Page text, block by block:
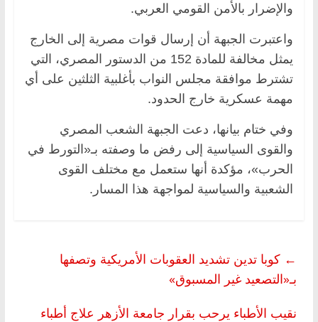
والإضرار بالأمن القومي العربي.
واعتبرت الجبهة أن إرسال قوات مصرية إلى الخارج
يمثل مخالفة للمادة 152 من الدستور المصري، التي
تشترط موافقة مجلس النواب بأغلبية الثلثين على أي
مهمة عسكرية خارج الحدود.
وفي ختام بيانها، دعت الجبهة الشعب المصري
والقوى السياسية إلى رفض ما وصفته بـ«التورط في
الحرب»، مؤكدة أنها ستعمل مع مختلف القوى
الشعبية والسياسية لمواجهة هذا المسار.
← كوبا تدين تشديد العقوبات الأمريكية وتصفها
بـ«التصعيد غير المسبوق»
نقيب الأطباء يرحب بقرار جامعة الأزهر علاج أطباء